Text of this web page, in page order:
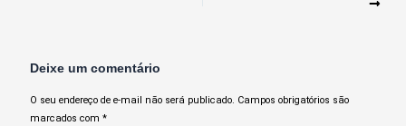
Deixe um comentário
O seu endereço de e-mail não será publicado. Campos obrigatórios são
marcados com*